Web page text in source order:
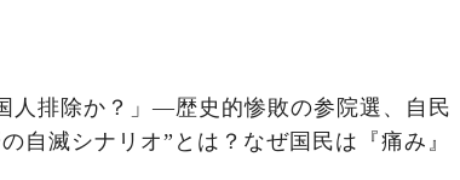
人排除か？」―歴史的惨敗の参院選、自民
自滅シナリオ”とは？なぜ国民は『痛み』